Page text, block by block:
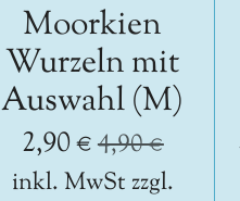
Moorkien
Wurzeln mit
Auswahl (M)
2,90 €4,90 €
inkl. MwSt zzgl.